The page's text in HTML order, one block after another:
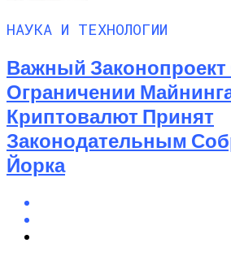
НАУКА И ТЕХНОЛОГИИ
Важный
Ограничении
Криптовалют Принят
Законодательным
Йорка